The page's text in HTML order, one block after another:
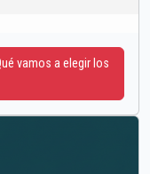
vamos a elegir los